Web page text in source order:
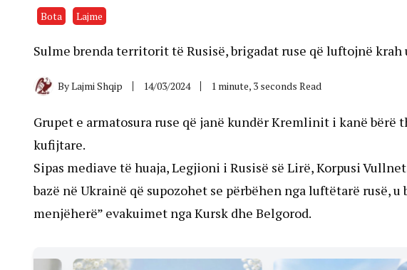
Bota Lajme
Sulme brenda territorit të Rusisë, brigadat ruse që luftojnë
ByLajmi Shqip 14/03/2024 1 minute, 3 seconds Read
Grupet e armatosura ruse që janë kundër Kremlinit i kanë
kufijtare.
Sipas mediave të huaja, Legjioni i Rusisë së Lirë, Korpusi
bazë në Ukrainë që supozohet se përbëhen nga luftëtarë rusë,
menjëherë” evakuimet nga Kursk dhe Belgorod.